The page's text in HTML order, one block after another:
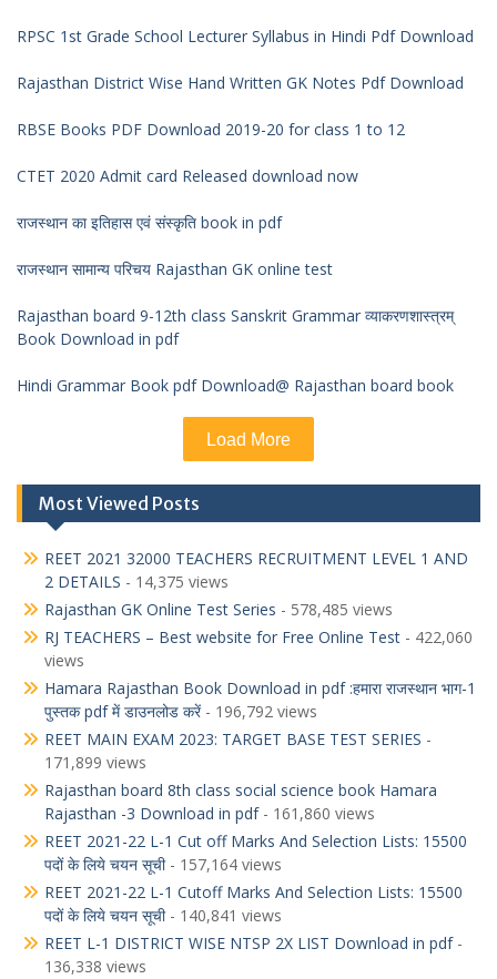
RPSC 1st Grade School Lecturer Syllabus in Hindi Pdf Download
Rajasthan District Wise Hand Written GK Notes Pdf Download
RBSE Books PDF Download 2019-20 for class 1 to 12
CTET 2020 Admit card Released download now
राजस्थान का इतिहास एवं संस्कृति book in pdf
राजस्थान सामान्य परिचय Rajasthan GK online test
Rajasthan board 9-12th class Sanskrit Grammar व्याकरणशास्त्रम्
Book Download in pdf
Hindi Grammar Book pdf Download@ Rajasthan board book
Load More
Most Viewed Posts
REET 2021 32000 TEACHERS RECRUITMENT LEVEL 1 AND
2 DETAILS - 14,375 views
Rajasthan GK Online Test Series - 578,485 views
RJ TEACHERS – Best website for Free Online Test - 422,060
views
Hamara Rajasthan Book Download in pdf :हमारा राजस्थान भाग-1
पुस्तक pdf में डाउनलोड करें- 196,792 views
REET MAIN EXAM 2023: TARGET BASE TEST SERIES -
171,899 views
Rajasthan board 8th class social science book Hamara
Rajasthan -3 Download in pdf- 161,860 views
REET 2021-22 L-1 Cut off Marks And Selection Lists: 15500
पदों के लिये चयन सूची- 157,164 views
REET 2021-22 L-1 Cutoff Marks And Selection Lists: 15500
पदों के लिये चयन सूची- 140,841 views
REET L-1 DISTRICT WISE NTSP 2X LIST Download in pdf-
136,338 views